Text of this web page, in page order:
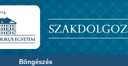
Böngészés